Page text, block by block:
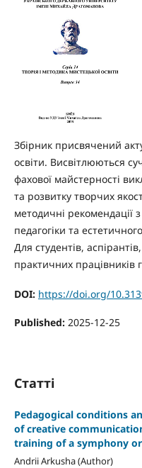
Збірник присвячений
освіти. Висвітлюються
фахової майстерності
та розвитку творчих
методичні рекомендації
педагогіки та
Для студентів,
практичних працівників
DOI: https://doi.org/
Published: 2025-12-25
Статті
Pedagogical conditions
of creative
training of a symphony
Andrii Arkusha (Author)